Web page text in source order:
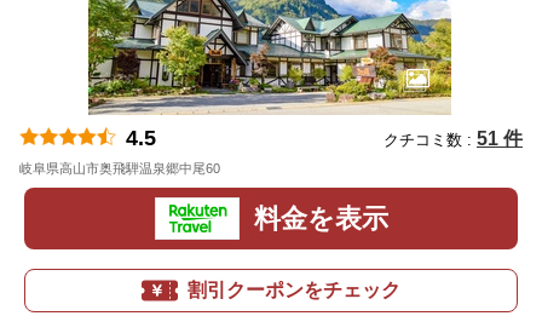
4.5 クチコミ数 : 51 件
岐阜県高山市奥飛騨温泉郷中尾60
料金を表示
割引クーポンをチェック